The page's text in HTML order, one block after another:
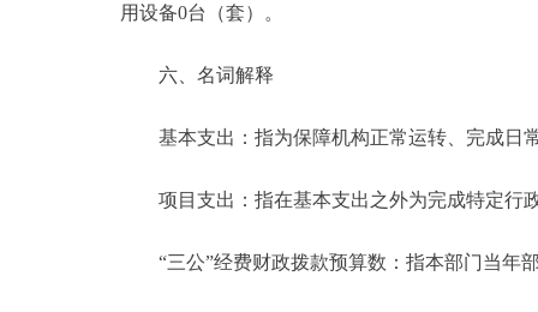
用设备0台（套）。
六、名词解释
基本支出：指为保障机构正常运转、完成日
项目支出：指在基本支出之外为完成特定行
“三公”经费财政拨款预算数：指本部门当年部